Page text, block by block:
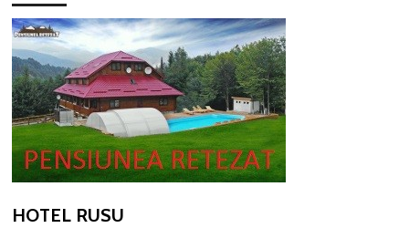
HOTEL RUSU